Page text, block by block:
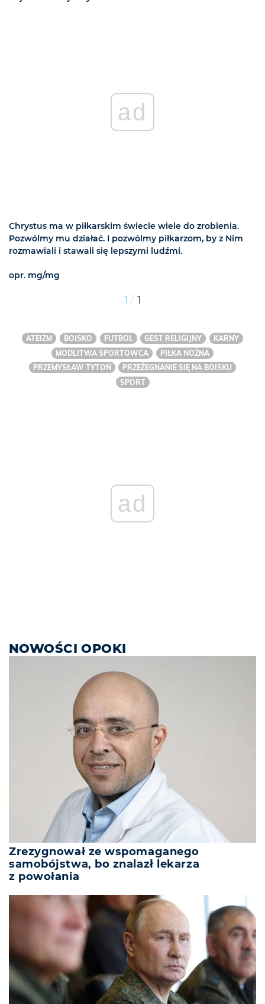
ad
Chrystus ma w piłkarskim świecie wiele do zrobienia.
Pozwólmy mu działać. I pozwólmy piłkarzom, by z Nim
rozmawiali i stawali się lepszymi ludźmi.
opr. mg/mg
1 / 1
ATEIZM BOISKO FUTBOL GEST RELIGIJNY
KARNY
MODLITWA SPORTOWCA
PIŁKA NOŻNA
PRZEMYSŁAW TYTOŃ
PRZEŻEGNANIE SIĘ NA BOISKU
SPORT
ad
NOWOŚCI OPOKI
Zrezygnował ze wspomaganego
samobójstwa, bo znalazł lekarza
z powołania